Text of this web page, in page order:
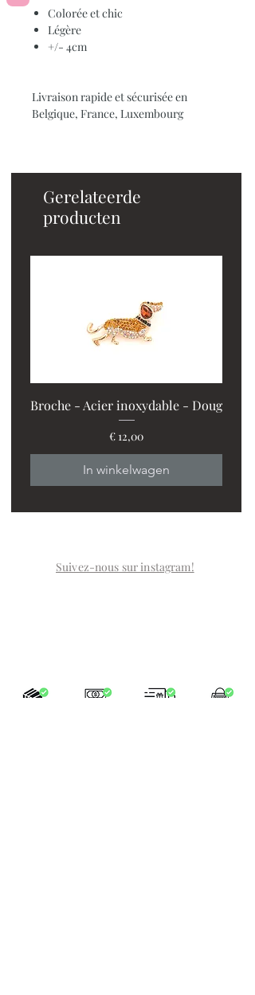
Colorée et chic
Légère
+/- 4cm
Livraison rapide et sécurisée en
Belgique, France, Luxembourg
Gerelateerde
producten
Broche - Acier inoxydable - Doug
Prijs
€ 12,00
In winkelwagen
Suivez-nous sur instagram!